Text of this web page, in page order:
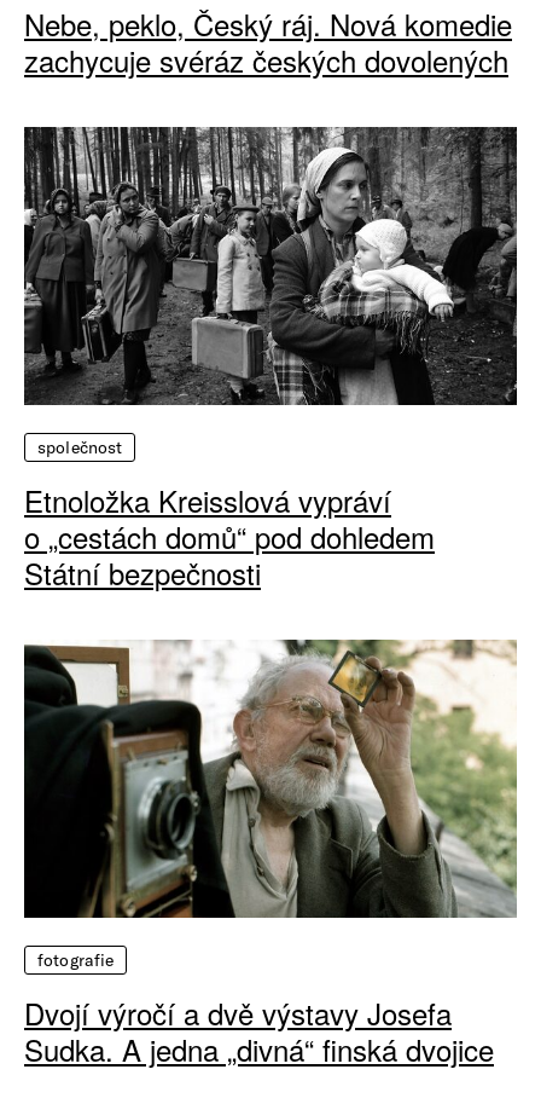
Nebe, peklo, Český ráj. Nová komedie
zachycuje svéráz českých dovolených
společnost
Etnoložka Kreisslová vypráví
o „cestách domů“ pod dohledem
Státní bezpečnosti
fotografie
Dvojí výročí a dvě výstavy Josefa
Sudka. A jedna „divná“ finská dvojice